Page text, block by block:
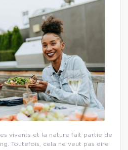
vivants et la nature fait partie de
Toutefois, cela ne veut pas dire